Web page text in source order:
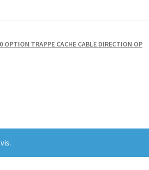
OPTION TRAPPE CACHE CABLE DIRECTION OP